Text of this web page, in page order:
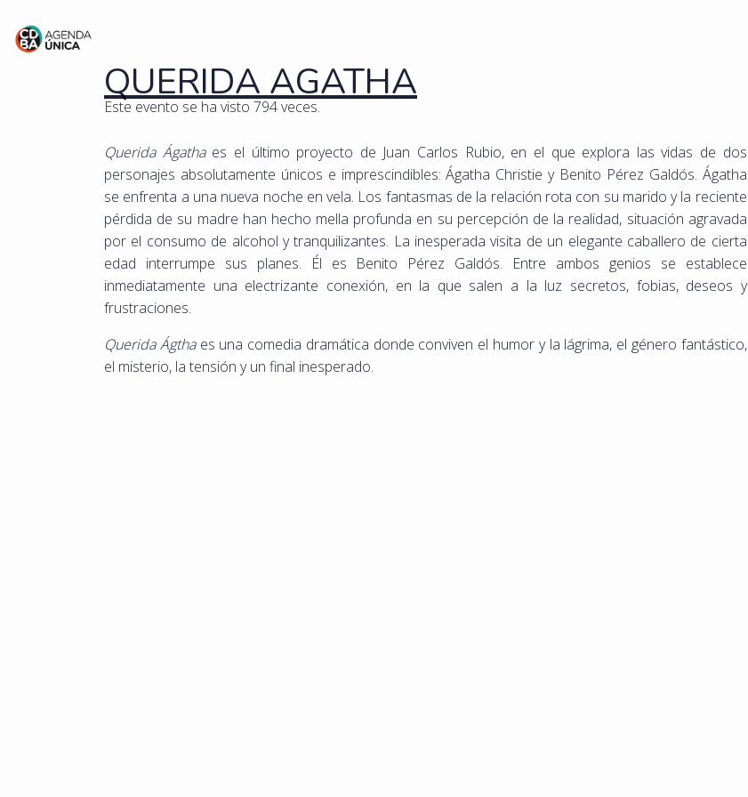
QUERIDA AGATHA
Este evento se ha visto 794 veces.
Querida Ágathaes el último proyecto de Juan Carlos Rubio, en el que explora las vidas de dos
personajes absolutamente únicos e imprescindibles: Ágatha Christie y Benito Pérez Galdós. Ágatha
se enfrenta a una nueva noche en vela. Los fantasmas de la relación rota con su marido y la reciente
pérdida de su madre han hecho mella profunda en su percepción de la realidad, situación agravada
por el consumo de alcohol y tranquilizantes. La inesperada visita de un elegante caballero de cierta
edad interrumpe sus planes. Él es Benito Pérez Galdós. Entre ambos genios se establece
inmediatamente una electrizante conexión, en la que salen a la luz secretos, fobias, deseos y
frustraciones.
Querida Ágthaes una comedia dramática donde conviven el humor y la lágrima, el género fantástico,
el misterio, la tensión y un final inesperado.